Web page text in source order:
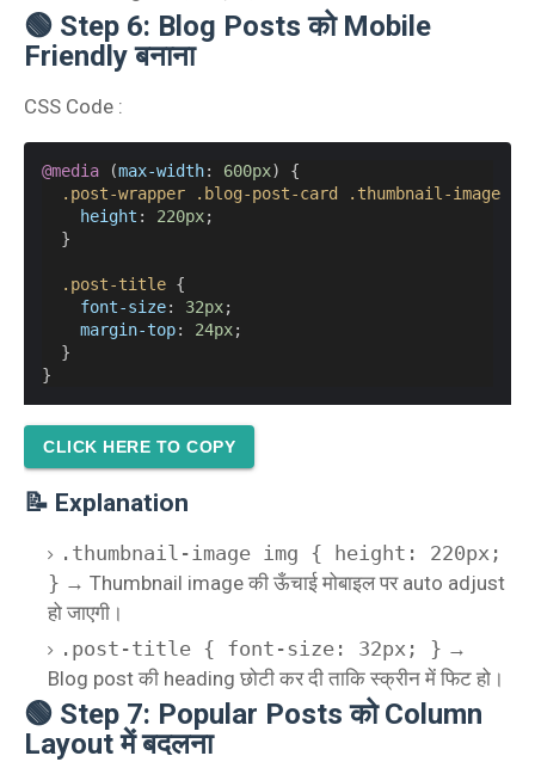
🟢 Step 6: Blog Posts को Mobile
Friendly बनाना
CSS Code :
@media (max-width: 600px) {
.post-wrapper
.blog-post-card .thumbnail-image
height : 220px;
}
.post-title {
font-size: 32px;
margin-top: 24px;
}
}
CLICK HERE TO COPY
📝 Explanation
.thumbnail-image img { height: 220px;
} → Thumbnail image की ऊँचाई मोबाइल पर auto adjust
हो जाएगी।
.post-title { font-size: 32px; } →
Blog post की heading छोटी कर दी ताकि स्क्रीन में फिट हो।
🟢 Step 7: Popular Posts को Column
Layout में बदलना